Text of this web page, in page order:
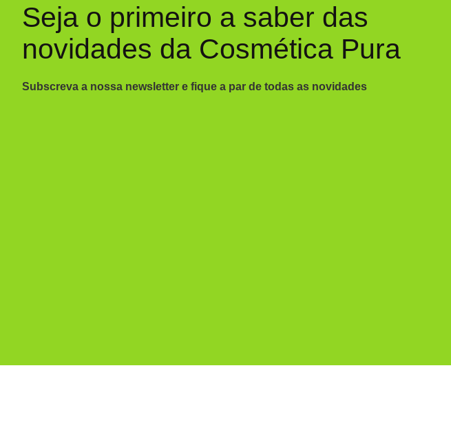
Seja o primeiro a saber das
novidades da Cosmética Pura
Subscreva a nossa newsletter e fique a par de todas as novidades